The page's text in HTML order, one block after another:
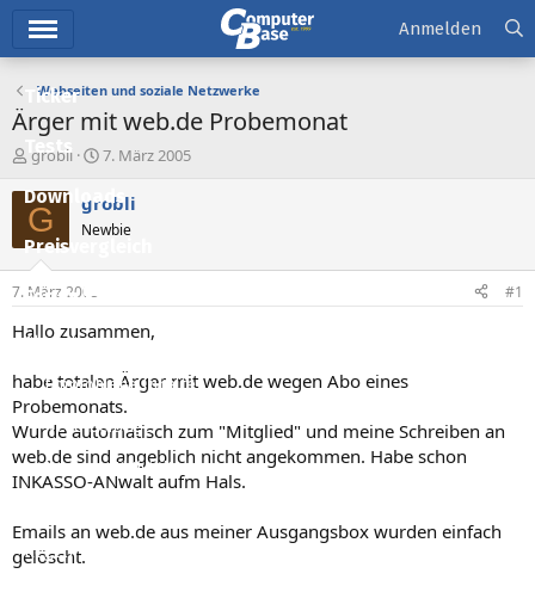
Ticker
Tests
Downloads
Preisvergleich
Forum
Aktuelles
Empfohlene Inhalte
Neue Beiträge
Neueste Aktivitäten
Regeln
Anmelden
Webseiten und soziale Netzwerke
Ärger mit web.de Probemonat
E
s
t
e
l
e
r
grobli
E
s
e
t
a
7. März 2005
G grobli
Newbie
7. März 2005 #1
Hallo zusammen,
habe totalen Ärger mit web.de wegen Abo eines
Probemonats.
Wurde automatisch zum "Mitglied" und meine Schreiben an
web.de sind angeblich nicht angekommen. Habe schon
INKASSO-ANwalt aufm Hals.
Emails an web.de aus meiner Ausgangsbox wurden einfach
gelöscht.